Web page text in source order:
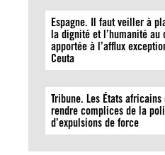
Espagne. Il faut veiller à
la dignité et l’humanité
apportée à l’afflux
Ceuta
Tribune. Les États
rendre complices de la
d’expulsions de force